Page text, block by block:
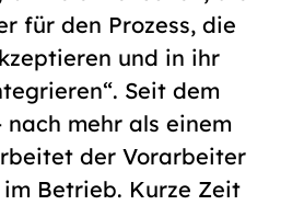
für den Prozess, die
und in ihr
Seit dem
nach mehr als einem
der Vorarbeiter
Betrieb. Kurze Zeit